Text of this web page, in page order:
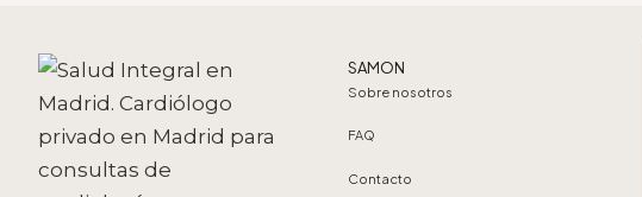
SAMON
Sobre nosotros
FAQ
Contacto